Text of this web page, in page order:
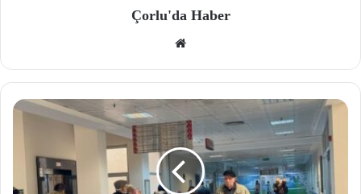
Çorlu'da Haber
site
si